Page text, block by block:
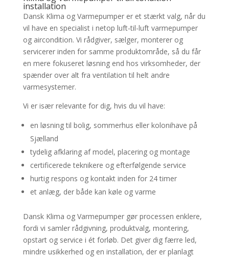
installation
Dansk Klima og Varmepumper er et stærkt valg, når du
vil have en specialist i netop luft-til-luft varmepumper
og aircondition. Vi rådgiver, sælger, monterer og
servicerer inden for samme produktområde, så du får
en mere fokuseret løsning end hos virksomheder, der
spænder over alt fra ventilation til helt andre
varmesystemer.
Vi er især relevante for dig, hvis du vil have:
en løsning til bolig, sommerhus eller kolonihave på
Sjælland
tydelig afklaring af model, placering og montage
certificerede teknikere og efterfølgende service
hurtig respons og kontakt inden for 24 timer
et anlæg, der både kan køle og varme
Dansk Klima og Varmepumper gør processen enklere,
fordi vi samler rådgivning, produktvalg, montering,
opstart og service i ét forløb. Det giver dig færre led,
mindre usikkerhed og en installation, der er planlagt